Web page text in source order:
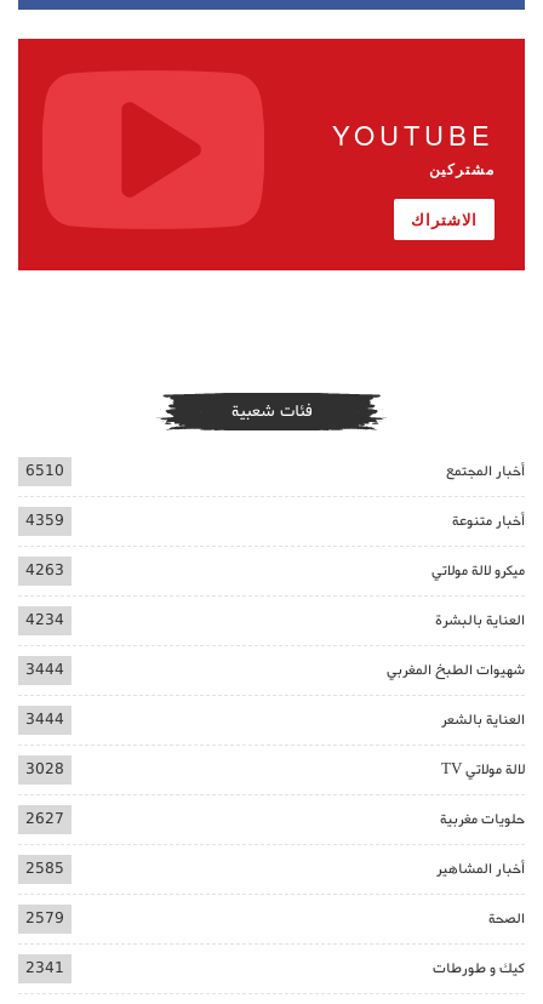
YOUTUBE
مشتركين
الاشتراك
فئات شعبية
أخبار المجتمع 6510
أخبار متنوعة 4359
ميكرو لالة مولاتي 4263
العناية بالبشرة 4234
شهيوات الطبخ المغربي 3444
العناية بالشعر 3444
لالة مولاتي TV 3028
حلويات مغربية 2627
أخبار المشاهير 2585
الصحة 2579
كيك و طورطات 2341